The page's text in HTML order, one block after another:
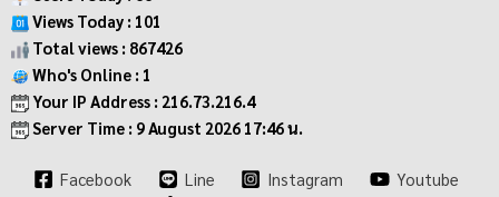
Views Today : 101
Total views : 867426
Who's Online : 1
Your IP Address : 216.73.216.4
Server Time : 9 August 2026 17:46 น.
Facebook Line Instagram
Youtube